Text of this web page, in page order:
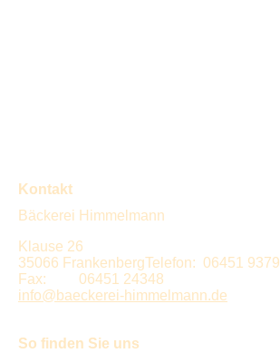
Kontakt
Bäckerei Himmelmann
Klause 26
35066 FrankenbergTelefon: 06451 9379
Fax: 06451 24348
info@baeckerei-himmelmann.de
So finden Sie uns